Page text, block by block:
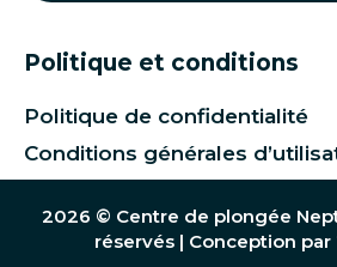
Politique et conditions
Politique de confidentialité
Conditions générales
2026 © Centre de plongée
réservés | Conception par